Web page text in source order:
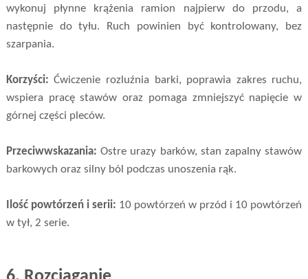
wykonuj płynne krążenia ramion najpierw do przodu, a
następnie do tyłu. Ruch powinien być kontrolowany, bez
szarpania.
Korzyści: Ćwiczenie rozluźnia barki, poprawia zakres ruchu,
wspiera pracę stawów oraz pomaga zmniejszyć napięcie w
górnej części pleców.
Przeciwwskazania: Ostre urazy barków, stan zapalny stawów
barkowych oraz silny ból podczas unoszenia rąk.
Ilość powtórzeń i serii: 10 powtórzeń w przód i 10 powtórzeń
w tył, 2 serie.